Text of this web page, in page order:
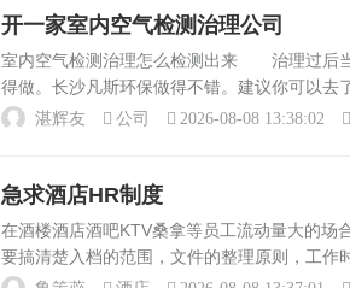
开一家室内空气检测治理公司
室内空气检测治理怎么检测出来 治理过后
得做。长沙凡斯环保做得不错。建议你可以
保科技CMA法律效力检测价格：280元/2间房.
湛辉友 公司 2026-08-08 13:38:02
急求酒店HR制度
在酒楼酒店酒吧KTV桑拿等员工流动量大的
要搞清楚入档的范围，文件的整理原则，工作
确的。如果你在酒吧里做HR，那么合同、身